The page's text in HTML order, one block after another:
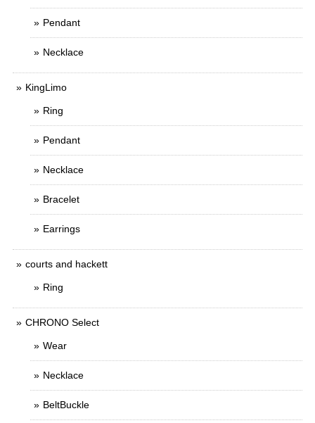
Pendant
Necklace
KingLimo
Ring
Pendant
Necklace
Bracelet
Earrings
courts and hackett
Ring
CHRONO Select
Wear
Necklace
BeltBuckle